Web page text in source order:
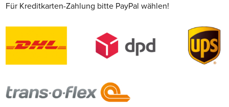
Für Kreditkarten-Zahlung bitte PayPal wählen!